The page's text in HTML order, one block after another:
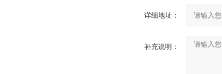
详细地址：
补充说明：